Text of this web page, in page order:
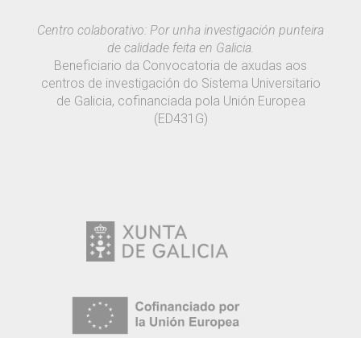
Centro colaborativo: Por unha investigación punteira
de calidade feita en Galicia.
Beneficiario da Convocatoria de axudas aos
centros de investigación do Sistema Universitario
de Galicia, cofinanciada pola Unión Europea
(ED431G)